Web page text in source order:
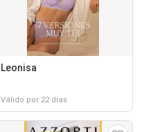
Leonisa
Válido por 22 días